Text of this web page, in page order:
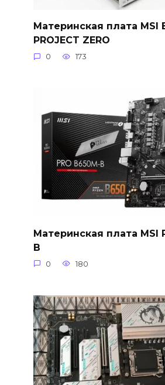
Материнская плата MSI
PROJECT ZERO
0 173
Материнская плата MSI
B
0 180